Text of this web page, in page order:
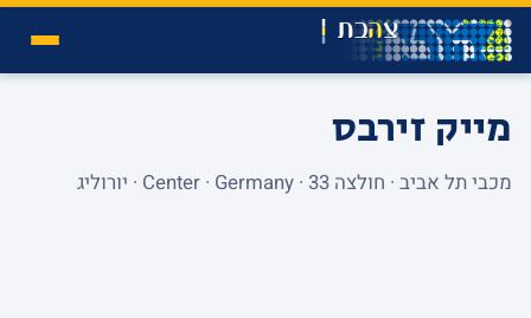
מייק זירבס
מכבי תל אביב · חולצה 33 · Center · Germany · יורוליג